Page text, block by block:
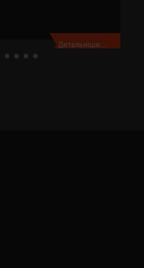
Детальніше...